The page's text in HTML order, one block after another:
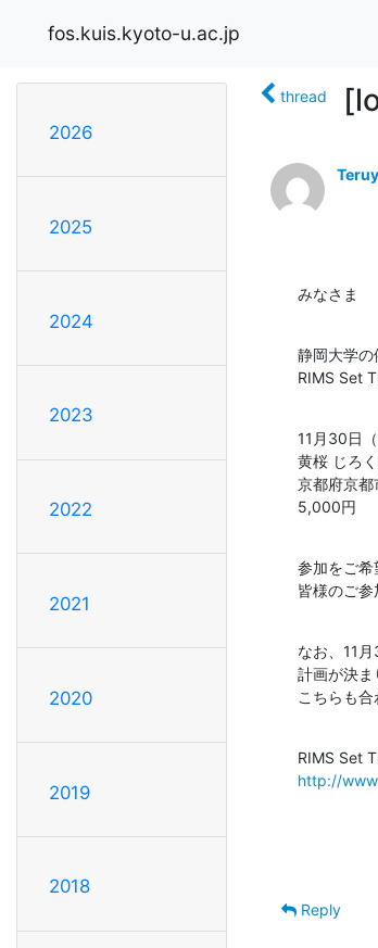
fos.kuis.kyoto-u.ac.jp
2026
2025
2024
2023
2022
2021
2020
2019
2018
thread
みなさま
静岡大学の
RIMS Set
11月30日
黄桜 じろ
京都府京
5,000円
参加をご希
皆様のご参
なお、11
計画が決ま
こちらも合
http://
Reply